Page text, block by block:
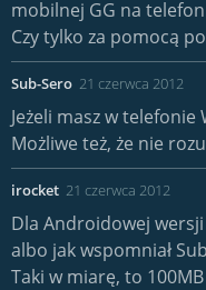
mobilnej GG na
Czy tylko za pomocą
Sub-Sero 21 czerwca 2012
Jeżeli masz w
Możliwe też, że nie
irocket 21 czerwca 2012
Dla Androidowej
albo jak wspomniał
Taki w miarę, to 100MB